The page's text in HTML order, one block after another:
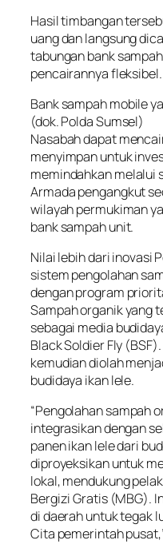
Hasil timbangan
uang dan langsung
tabungan bank
pencairannya fleksibel.
Bank sampah mobile
(dok. Polda Sumsel)
Nasabah dapat
menyimpan untuk
memindahkan melalui
Armada pengangkut
wilayah permukiman
bank sampah unit.
Nilai lebih dari inovasi
sistem pengolahan
dengan program
Sampah organik yang
sebagai media
Black Soldier Fly
kemudian diolah
budidaya ikan lele.
“Pengolahan sampah
integrasikan dengan
panen ikan lele dari
diproyeksikan untuk
lokal, mendukung
Bergizi Gratis (MBG).
di daerah untuk tegak
Cita pemerintah